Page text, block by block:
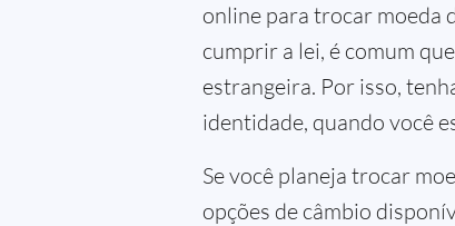
online para trocar moeda
cumprir a lei, é comum
estrangeira. Por isso,
identidade, quando você
Se você planeja trocar
opções de câmbio